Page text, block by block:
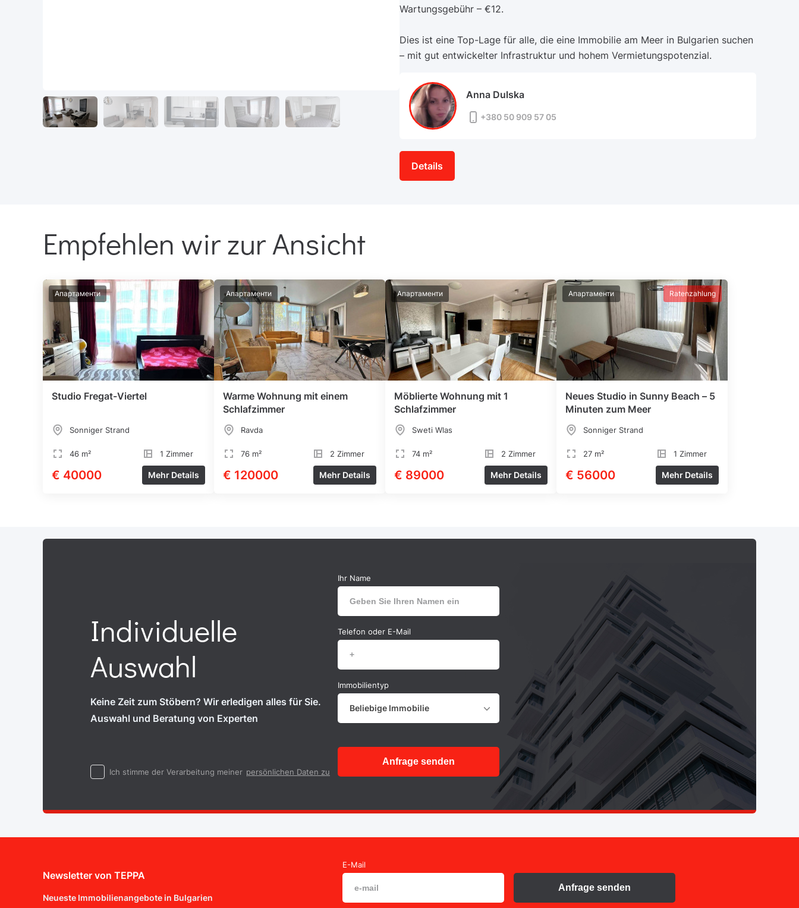
Wartungsgebühr – €12.
Dies ist eine Top-Lage für alle, die eine Immobilie am Meer in Bulgarien suchen
– mit gut entwickelter Infrastruktur und hohem Vermietungspotenzial.
Anna Dulska
+380 50 909 57 05
Details
Empfehlen wir zur Ansicht
Апартаменти
Studio Fregat-Viertel
Sonniger Strand
46 m² 1 Zimmer
€ 40000 Mehr Details
Апартаменти
Warme Wohnung mit einem
Schlafzimmer
Ravda
76 m² 2 Zimmer
€ 120000 Mehr Details
Апартаменти
Möblierte Wohnung mit 1
Schlafzimmer
Sweti Wlas
74 m² 2 Zimmer
€ 89000 Mehr Details
Апартаменти Ratenzahlung
Neues Studio in Sunny Beach – 5
Minuten zum Meer
Sonniger Strand
27 m² 1 Zimmer
€ 56000 Mehr Details
Individuelle
Auswahl
Keine Zeit zum Stöbern? Wir erledigen alles für Sie.
Auswahl und Beratung von Experten
Ihr Name
Telefon oder E-Mail
Immobilientyp
Beliebige Immobilie
Anfrage senden
Ich stimme der Verarbeitung meiner persönlichen Daten zu
Newsletter von TEPPA
Neueste Immobilienangebote in Bulgarien
E-Mail
Anfrage senden